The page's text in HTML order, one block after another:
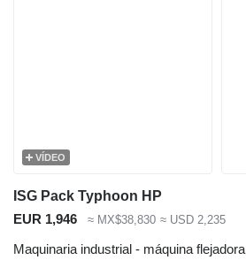
VÍDEO
ISG Pack Typhoon HP
EUR 1,946
≈ MX$38,830 ≈ USD 2,235
Maquinaria industrial - máquina flejadora